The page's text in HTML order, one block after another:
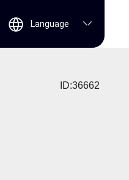
Language
ID:36662